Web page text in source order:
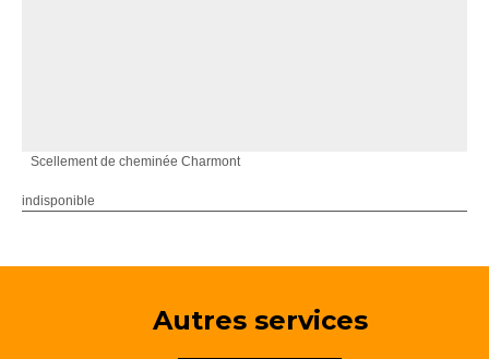
Scellement de cheminée Charmont
indisponible
Autres services